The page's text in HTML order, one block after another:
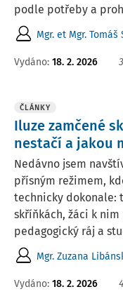
podle potřeby a
Mgr. et Mgr. Tomáš
Vydáno: 18. 2. 2026
ČLÁNKY
Iluze zamčené
nestačí a jakou
Nedávno jsem
přísným režimem,
technicky dokonale:
skříňkách, žáci k
pedagogický ráj a
Mgr. Zuzana
Vydáno: 18. 2. 2026